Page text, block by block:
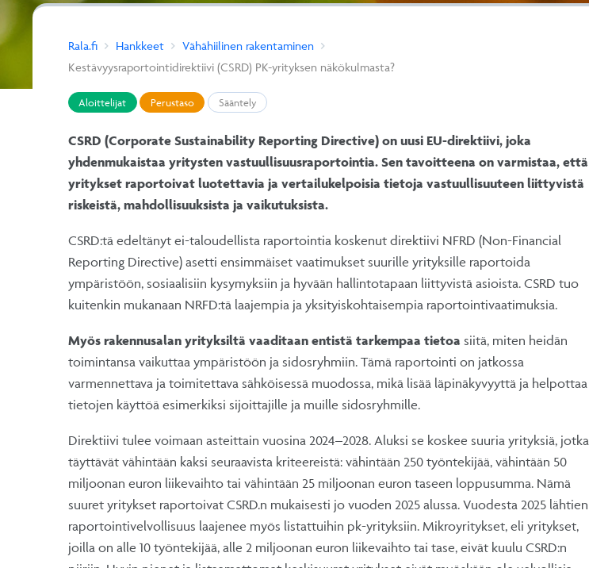
Rala.fi Hankkeet
Vähähiilinen rakentaminen
Kestävyysraportointidirektiivi (CSRD) PK-yrityksen näkökulmasta?
Aloittelijat Perustaso Sääntely
CSRD (Corporate Sustainability Reporting Directive) on uusi EU-direktiivi, joka
yhdenmukaistaa yritysten vastuullisuusraportointia. Sen tavoitteena on varmistaa, että
yritykset raportoivat luotettavia ja vertailukelpoisia tietoja vastuullisuuteen liittyvistä
riskeistä, mahdollisuuksista ja vaikutuksista.
CSRD:tä edeltänyt ei-taloudellista raportointia koskenut direktiivi NFRD (Non-Financial
Reporting Directive) asetti ensimmäiset vaatimukset suurille yrityksille raportoida
ympäristöön, sosiaalisiin kysymyksiin ja hyvään hallintotapaan liittyvistä asioista. CSRD tuo
kuitenkin mukanaan NRFD:tä laajempia ja yksityiskohtaisempia raportointivaatimuksia.
Myös rakennusalan yrityksiltä vaaditaan entistä tarkempaa tietoa siitä, miten heidän
toimintansa vaikuttaa ympäristöön ja sidosryhmiin. Tämä raportointi on jatkossa
varmennettava ja toimitettava sähköisessä muodossa, mikä lisää läpinäkyvyyttä ja helpottaa
tietojen käyttöä esimerkiksi sijoittajille ja muille sidosryhmille.
Direktiivi tulee voimaan asteittain vuosina 2024–2028. Aluksi se koskee suuria yrityksiä, jotka
täyttävät vähintään kaksi seuraavista kriteereistä: vähintään 250 työntekijää, vähintään 50
miljoonan euron liikevaihto tai vähintään 25 miljoonan euron taseen loppusumma. Nämä
suuret yritykset raportoivat CSRD.n mukaisesti jo vuoden 2025 alussa. Vuodesta 2025 lähtien
raportointivelvollisuus laajenee myös listattuihin pk-yrityksiin. Mikroyritykset, eli yritykset,
joilla on alle 10 työntekijää, alle 2 miljoonan euron liikevaihto tai tase, eivät kuulu CSRD:n